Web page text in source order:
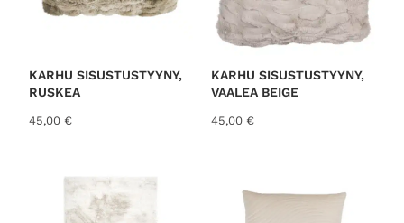
KARHU SISUSTUSTYYNY,
RUSKEA
45,00 €
KARHU SISUSTUSTYYNY,
VAALEA BEIGE
45,00 €